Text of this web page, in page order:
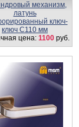
механизм,
латунь
ключ-
ключ C110 мм
цена: 1100руб.